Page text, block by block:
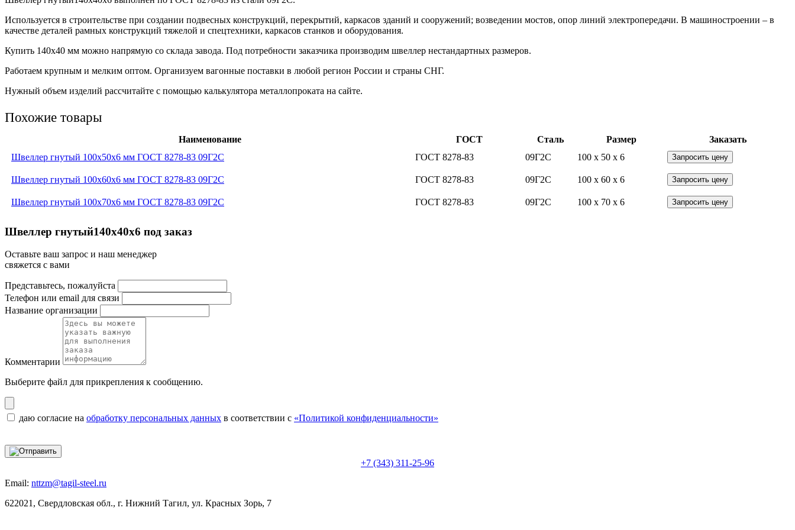
Используется в строительстве при создании подвесных конструкций, перекрытий, каркасов зданий и сооружений; возведении мостов, опор линий электропередачи. В машиностроении – в
качестве деталей рамных конструкций тяжелой и спецтехники, каркасов станков и оборудования.
Купить 140х40 мм можно напрямую со склада завода. Под потребности заказчика производим швеллер нестандартных размеров.
Работаем крупным и мелким оптом. Организуем вагонные поставки в любой регион России и страны СНГ.
Нужный объем изделий рассчитайте с помощью калькулятора металлопроката на сайте.
Похожие товары
Наименование ГОСТ Сталь Размер
Заказать
Швеллер гнутый 100x50x6 мм ГОСТ 8278-83 09Г2С
ГОСТ 8278-83 09Г2С 100 x 50 x 6 Запросить цену
Швеллер гнутый 100x60x6 мм ГОСТ 8278-83 09Г2С ГОСТ 8278-83 09Г2С 100 x 60 x 6 Запросить цену
Швеллер гнутый 100x70x6 мм ГОСТ 8278-83 09Г2С ГОСТ 8278-83 09Г2С 100 x 70 x 6 Запросить цену
Швеллер гнутый140х40х6 под заказ
Оставьте ваш запрос и наш менеджер
свяжется с вами
Представьтесь, пожалуйста
Телефон или email для связи
Название организации
Комментарии
Выберите файл для прикрепления к сообщению.
даю согласие на обработку персональных данных в соответствии с «Политикой конфиденциальности»
+7 (343) 311-25-96
Email: nttzm@tagil-steel.ru
622021, Свердловская обл., г. Нижний Тагил, ул. Красных Зорь, 7